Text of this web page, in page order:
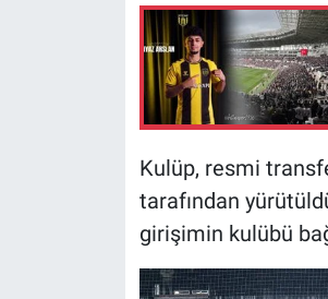
Kulüp, resmi
tarafından
girişimin kulübü